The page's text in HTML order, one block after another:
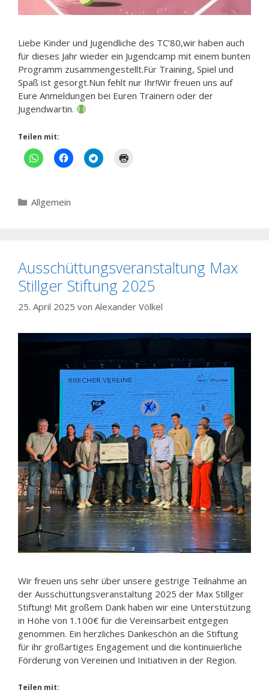
Liebe Kinder und Jugendliche des TC’80,wir haben auch
für dieses Jahr wieder ein Jugendcamp mit einem bunten
Programm zusammengestellt.Für Training, Spiel und
Spaß ist gesorgt.Nun fehlt nur Ihr!Wir freuen uns auf
Eure Anmeldungen bei Euren Trainern oder der
Jugendwartin.
Teilen mit:
Kategorien
Allgemein
Ausschüttungsveranstaltung Max
Stillger Stiftung 2025
25. April 2025 von Alexander Völkel
Wir freuen uns sehr über unsere gestrige Teilnahme an
der Ausschüttungsveranstaltung 2025 der Max Stillger
Stiftung! Mit großem Dank haben wir eine Unterstützung
in Höhe von 1.100€ für die Vereinsarbeit entgegen
genommen. Ein herzliches Dankeschön an die Stiftung
für ihr großartiges Engagement und die kontinuierliche
Förderung von Vereinen und Initiativen in der Region.
Teilen mit: